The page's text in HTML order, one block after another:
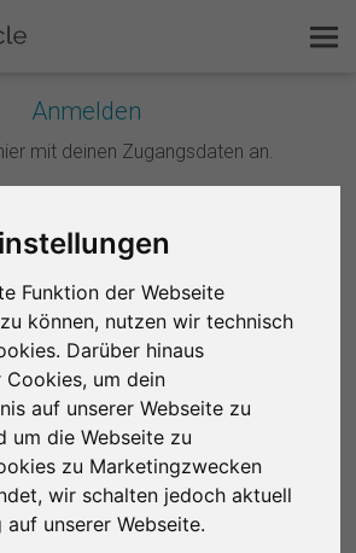
Funktion der Webseite
können, nutzen wir technisch
Darüber hinaus
um dein
auf unserer Webseite zu
um die Webseite zu
zu Marketingzwecken
wir schalten jedoch aktuell
auf unserer Webseite.
Anmelden
mit deinen Zugangsdaten an.
Weiter mit Google
Weiter mit Facebook
ODER
Das ist SurveyCircle
FAQ
Kostenlos registrieren
Anmelden